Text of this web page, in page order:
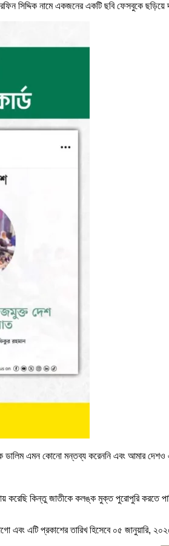
নামে একজনের একটি ছবি ফেসবুকে ছড়িয়ে
ডালিম এমন কোনো মন্তব্য করেননি এবং আমার
করেছি কিন্তু জাতীকে কলঙ্ক মুক্ত পুরোপুরি
এবং এটি প্রকাশের তারিখ হিসেবে ০৫ জানুয়ারি,